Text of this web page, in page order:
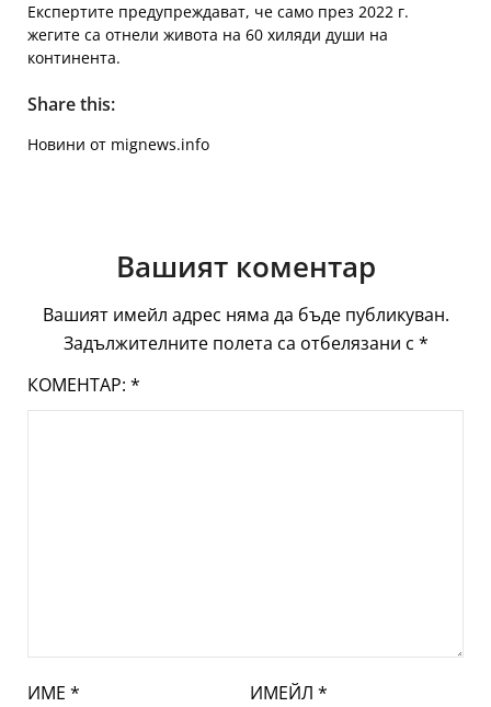
Експертите предупреждават, че само през 2022 г.
жегите са отнели живота на 60 хиляди души на
континента.
Share this:
Новини от mignews.info
Вашият коментар
Вашият имейл адрес няма да бъде публикуван.
Задължителните полета са отбелязани с *
КОМЕНТАР: *
ИМЕ * ИМЕЙЛ *